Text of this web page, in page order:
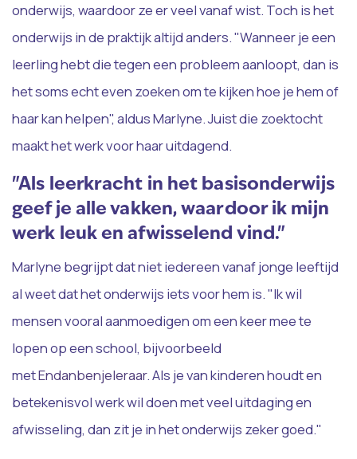
onderwijs, waardoor ze er veel vanaf wist. Toch is het
onderwijs in de praktijk altijd anders. "Wanneer je een
leerling hebt die tegen een probleem aanloopt, dan is
het soms echt even zoeken om te kijken hoe je hem of
haar kan helpen", aldus Marlyne. Juist die zoektocht
maakt het werk voor haar uitdagend.
"Als leerkracht in het basisonderwijs
geef je alle vakken, waardoor ik mijn
werk leuk en afwisselend vind."
Marlyne begrijpt dat niet iedereen vanaf jonge leeftijd
al weet dat het onderwijs iets voor hem is. "Ik wil
mensen vooral aanmoedigen om een keer mee te
lopen op een school, bijvoorbeeld
metEndanbenjeleraar. Als je van kinderen houdt en
betekenisvol werk wil doen met veel uitdaging en
afwisseling, dan zit je in het onderwijs zeker goed."